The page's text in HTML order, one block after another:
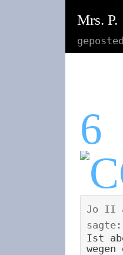
Mrs. P.
6
Jo II
sagte:
Ist